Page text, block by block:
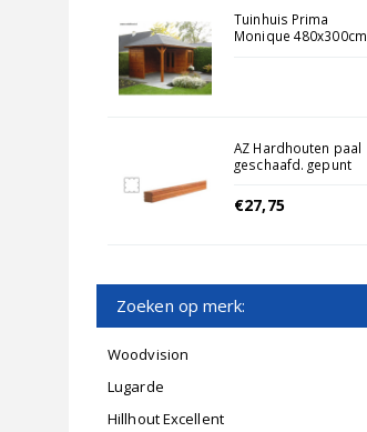
Tuinhuis Prima
Monique 480x300cm
AZ Hardhouten paal
geschaafd. gepunt
€27,75
Zoeken op merk:
Woodvision
Lugarde
Hillhout Excellent